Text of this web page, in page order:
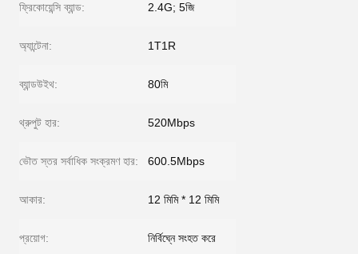
ফ্রিকোয়েন্সি ব্যান্ড: 2.4G; 5জি
অ্যান্টেনা: 1T1R
ব্যান্ডউইথ: 80মি
থ্রুপুট হার: 520Mbps
ভৌত স্তর সর্বাধিক সংক্রমণ হার: 600.5Mbps
আকার: 12 মিমি * 12 মিমি
প্রয়োগ: নির্বিঘ্নে সংহত করে